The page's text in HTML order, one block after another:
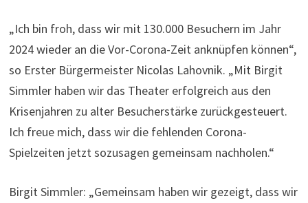
„Ich bin froh, dass wir mit 130.000 Besuchern im Jahr
2024 wieder an die Vor-Corona-Zeit anknüpfen können“,
so Erster Bürgermeister Nicolas Lahovnik. „Mit Birgit
Simmler haben wir das Theater erfolgreich aus den
Krisenjahren zu alter Besucherstärke zurückgesteuert.
Ich freue mich, dass wir die fehlenden Corona-
Spielzeiten jetzt sozusagen gemeinsam nachholen.“
Birgit Simmler: „Gemeinsam haben wir gezeigt, dass wir